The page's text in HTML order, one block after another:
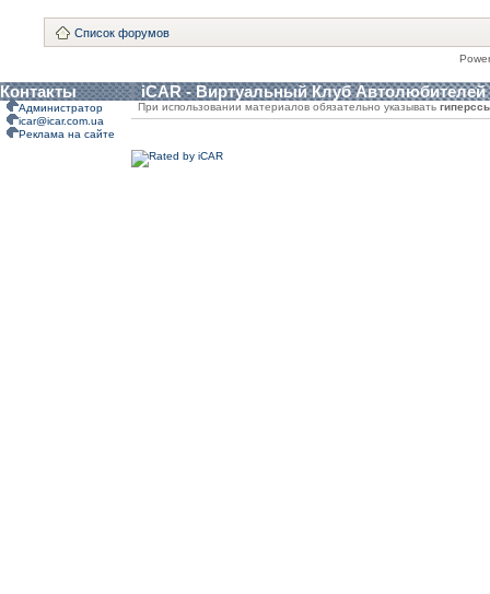
Список форумов
Контакты iCAR - Виртуальный Клуб Автолюбителей
Администратор
icar@icar.com.ua
Реклама на сайте
При использовании материалов обязательно указывать